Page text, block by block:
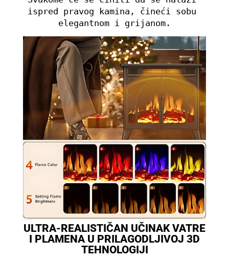
ispred pravog kamina, čineći sobu
elegantnom i grijanom.
ULTRA-REALISTIČAN UČINAK VATRE
I PLAMENA U PRILAGODLJIVOJ 3D
TEHNOLOGIJI